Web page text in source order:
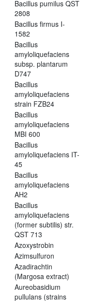
Bacillus pumilus QST
2808
Bacillus firmus I-
1582
Bacillus
amyloliquefaciens
subsp. plantarum
D747
Bacillus
amyloliquefaciens
strain FZB24
Bacillus
amyloliquefaciens
MBI 600
Bacillus
amyloliquefaciens IT-
45
Bacillus
amyloliquefaciens
AH2
Bacillus
amyloliquefaciens
(former subtilis) str.
QST 713
Azoxystrobin
Azimsulfuron
Azadirachtin
(Margosa extract)
Aureobasidium
pullulans (strains